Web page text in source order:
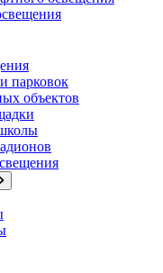
парковок
объектов